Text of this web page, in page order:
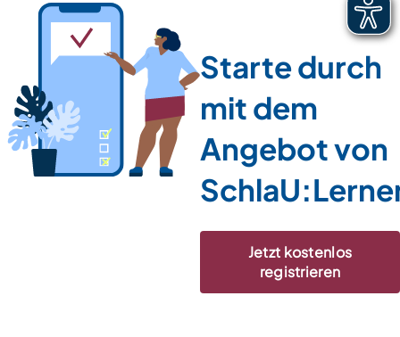
Starte durch
mit dem
Angebot von
Jetzt kostenlos
registrieren